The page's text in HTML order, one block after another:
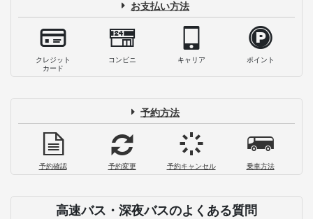
お支払い方法
クレジット
カード
コンビニ キャリア ポイント
予約方法
予約確認 予約変更 予約キャンセル 乗車方法
高速バス・深夜バスのよくある質問